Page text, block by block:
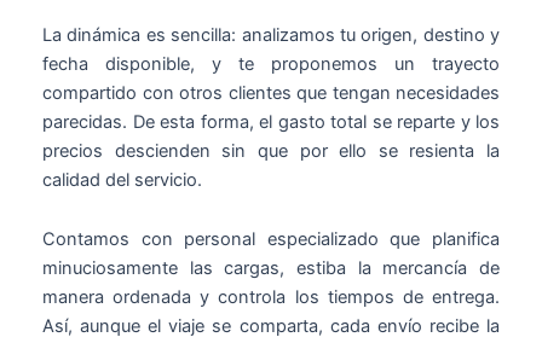
La dinámica es sencilla: analizamos tu origen, destino y
fecha disponible, y te proponemos un trayecto
compartido con otros clientes que tengan necesidades
parecidas. De esta forma, el gasto total se reparte y los
precios descienden sin que por ello se resienta la
calidad del servicio.
Contamos con personal especializado que planifica
minuciosamente las cargas, estiba la mercancía de
manera ordenada y controla los tiempos de entrega.
Así, aunque el viaje se comparta, cada envío recibe la